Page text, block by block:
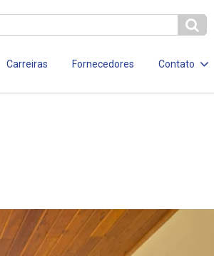
Carreiras Fornecedores Contato